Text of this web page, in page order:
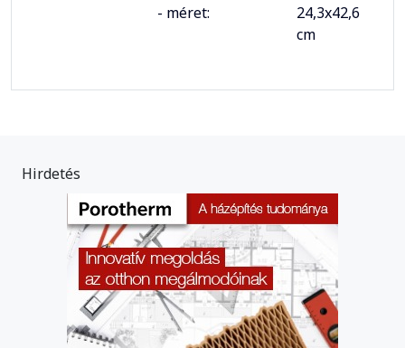
- méret:
24,3x42,6
cm
Hirdetés